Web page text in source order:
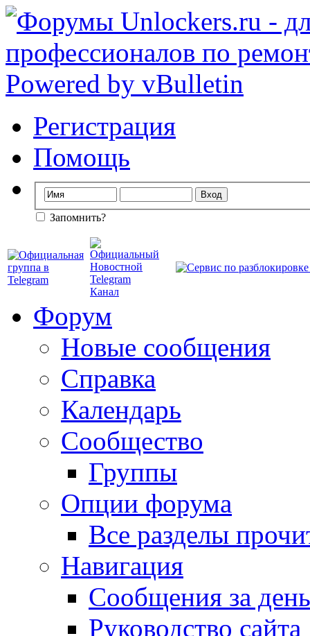
Регистрация
Помощь
Запомнить?
Форум
Новые сообщения
Справка
Календарь
Сообщество
Группы
Опции форума
Все разделы
Навигация
Сообщения за день
Руководство сайта